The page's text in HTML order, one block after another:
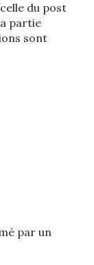
du post
partie
sont
par un